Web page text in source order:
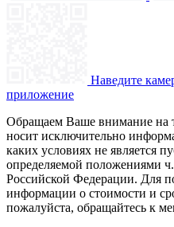
Наведите
приложение
Обращаем Ваше внимание на
носит исключительно
каких условиях не является
определяемой положениями
Российской Федерации. Для
информации о стоимости и
пожалуйста, обращайтесь к